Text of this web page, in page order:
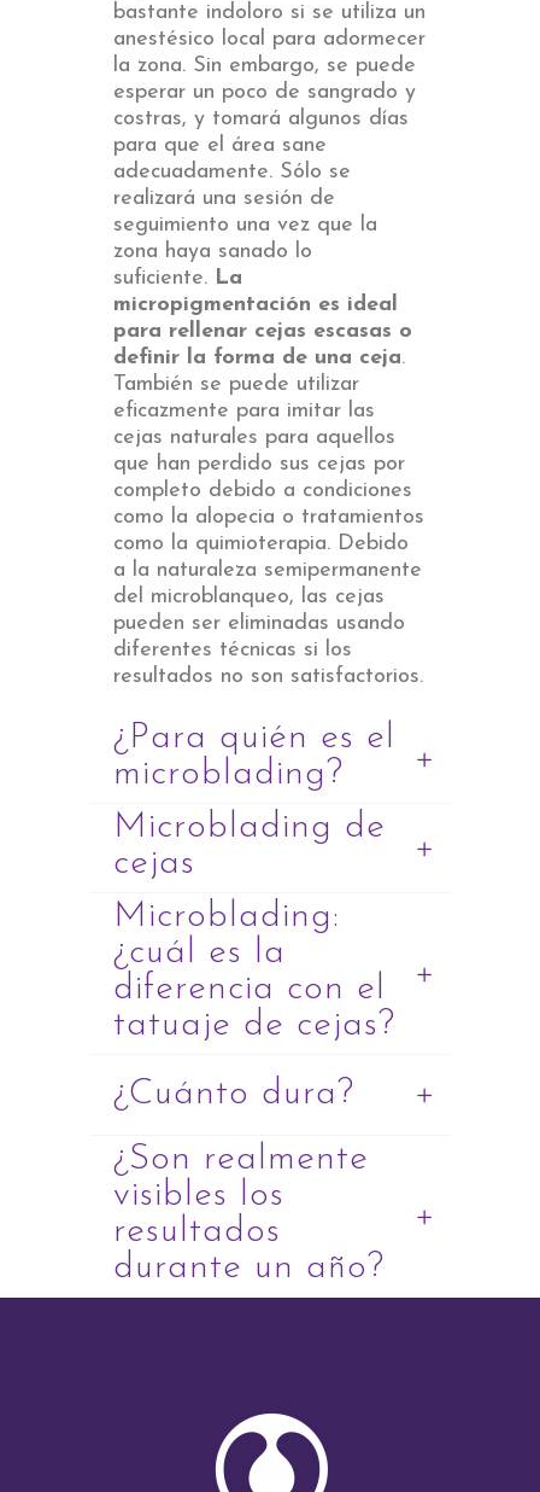
bastante indoloro si se utiliza un
anestésico local para adormecer
la zona. Sin embargo, se puede
esperar un poco de sangrado y
costras, y tomará algunos días
para que el área sane
adecuadamente. Sólo se
realizará una sesión de
seguimiento una vez que la
zona haya sanado lo
suficiente. La
micropigmentación es ideal
para rellenar cejas escasas o
definir la forma de una ceja.
También se puede utilizar
eficazmente para imitar las
cejas naturales para aquellos
que han perdido sus cejas por
completo debido a condiciones
como la alopecia o tratamientos
como la quimioterapia. Debido
a la naturaleza semipermanente
del microblanqueo, las cejas
pueden ser eliminadas usando
diferentes técnicas si los
resultados no son satisfactorios.
¿Para quién es el
microblading?
Microblading de
cejas
Microblading:
¿cuál es la
diferencia con el
tatuaje de cejas?
¿Cuánto dura?
¿Son realmente
visibles los
resultados
durante un año?